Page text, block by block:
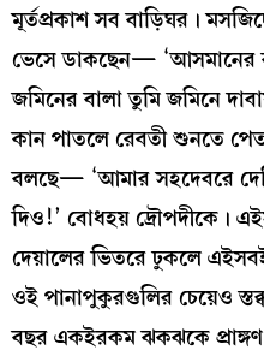
মূর্তপ্রকাশ সব বাড়িঘর।
ভেসে ডাকছেন— ‘আসমানের
জমিনের বালা তুমি জমিনে
কান পাতলে রেবতী শুনতে পেত
বলছে— ‘আমার সহদেবরে
দিও!’ বোধহয় দ্রৌপদীকে।
দেয়ালের ভিতরে ঢুকলে
ওই পানাপুকুরগুলির চেয়েও
বছর একইরকম ঝকঝকে